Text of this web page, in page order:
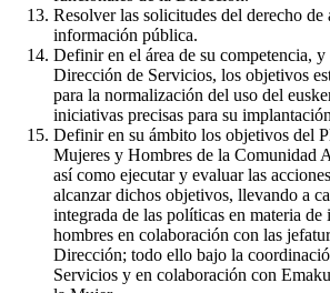
Resolver las solicitudes del derecho de
información pública.
Definir en el área de su competencia,
Dirección de Servicios, los objetivos
para la normalización del uso del
iniciativas precisas para su
Definir en su ámbito los objetivos del
Mujeres y Hombres de la Comunidad
así como ejecutar y evaluar las
alcanzar dichos objetivos, llevando a
integrada de las políticas en materia
hombres en colaboración con las
Dirección; todo ello bajo la
Servicios y en colaboración con